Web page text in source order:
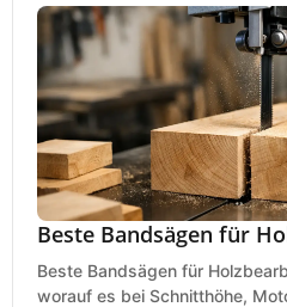
Beste Bandsägen für
Beste Bandsägen für
worauf es bei Schnitthöhe,